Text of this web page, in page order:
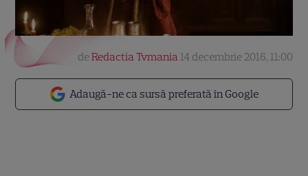
Adaugă-ne ca sursă preferată în Google
deRedactia Tvmania 14 decembrie 2016, 11:00